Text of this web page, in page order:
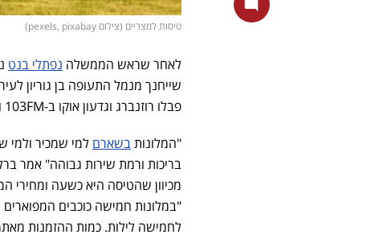
טיסות למצריים (צילום pexels, pixabay)
לאחר שראש הממשלה נפתלי בנט
שייחנך מנמל התעופה בן גוריון
פבלו רוזנברג וגדעון אוקו ב-103FM ושפך מעט אור על מחיר הטיסות.
"המלונותבשארם למי שמכיר ולמי
בריכות ורמת שירות גבוהה" אמר
מכיוון שהטיסה היא כשעה ומחירי
לחמישה לילות. כמות ההזמנות